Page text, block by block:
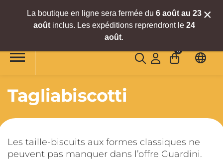
Accéder au contenu principal
0
Tagliabiscotti
Les taille-biscuits aux formes classiques ne
peuvent pas manquer dans l’offre Guardini.
×
La boutique en ligne sera fermée du 6 aoûtau 23
aoûtinclus. Les expéditions reprendront le 24
août.